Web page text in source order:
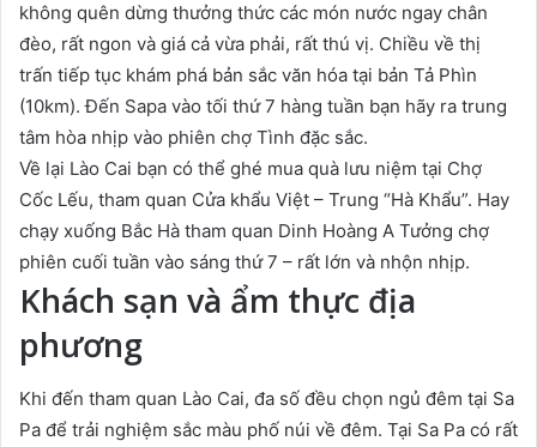
không quên dừng thưởng thức các món nước ngay chân
đèo, rất ngon và giá cả vừa phải, rất thú vị. Chiều về thị
trấn tiếp tục khám phá bản sắc văn hóa tại bản Tả Phìn
(10km). Đến Sapa vào tối thứ 7 hàng tuần bạn hãy ra trung
tâm hòa nhịp vào phiên chợ Tình đặc sắc.
Về lại Lào Cai bạn có thể ghé mua quà lưu niệm tại Chợ
Cốc Lếu, tham quan Cửa khẩu Việt – Trung “Hà Khẩu”. Hay
chạy xuống Bắc Hà tham quan Dinh Hoàng A Tưởng chợ
phiên cuối tuần vào sáng thứ 7 – rất lớn và nhộn nhịp.
Khách sạn và ẩm thực địa
phương
Khi đến tham quan Lào Cai, đa số đều chọn ngủ đêm tại Sa
Pa để trải nghiệm sắc màu phố núi về đêm. Tại Sa Pa có rất